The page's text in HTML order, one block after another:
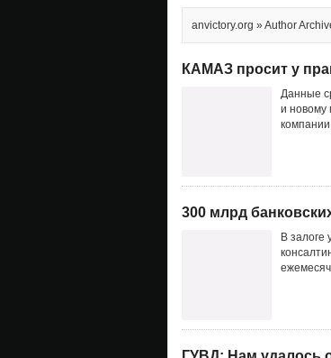
anvictory.org » Author
КАМАЗ просит у
Данные
и новому
300 млрд
В залоге